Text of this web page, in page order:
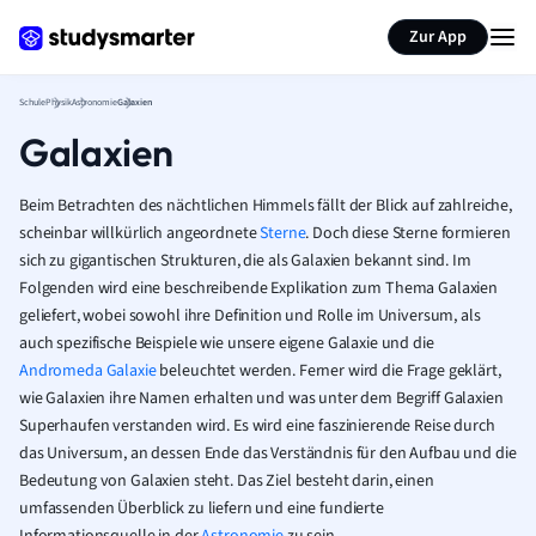
Zur App
SchulePhysikAstronomieGalaxien
Galaxien
Beim Betrachten des nächtlichen Himmels fällt der Blick auf zahlreiche,
scheinbar willkürlich angeordneteSterne. Doch diese Sterne formieren
sich zu gigantischen Strukturen, die als Galaxien bekannt sind. Im
Folgenden wird eine beschreibende Explikation zum Thema Galaxien
geliefert, wobei sowohl ihre Definition und Rolle im Universum, als
auch spezifische Beispiele wie unsere eigene Galaxie und die
Andromeda Galaxiebeleuchtet werden. Ferner wird die Frage geklärt,
wie Galaxien ihre Namen erhalten und was unter dem Begriff Galaxien
Superhaufen verstanden wird. Es wird eine faszinierende Reise durch
das Universum, an dessen Ende das Verständnis für den Aufbau und die
Bedeutung von Galaxien steht. Das Ziel besteht darin, einen
umfassenden Überblick zu liefern und eine fundierte
Seite zusammenfassen